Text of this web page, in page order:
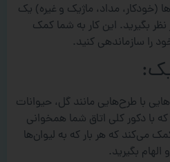
(خودکار، مداد، ماژیک و غیره) یک
بگیرید. این کار به شما کمک
را سازماندهی کنید.
با طرح‌هایی مانند گل، حیوانات
با دکور کلی اتاق شما همخوانی
می‌کند که هر بار که به لیوان‌ها
بگیرید.